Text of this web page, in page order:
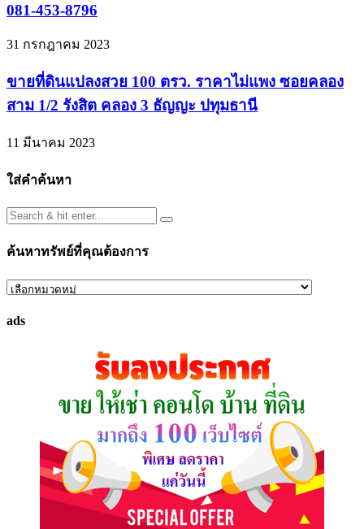
081-453-8796
31 กรกฎาคม 2023
ขายที่ดินแปลงสวย 100 ตรว. ราคาไม่แพง ซอยคลอง
สาม 1/2 รังสิต คลอง 3 ธัญญะ ปทุมธานี
11 มีนาคม 2023
ใส่คำค้นหา
ค้นหาทรัพย์ที่คุณต้องการ
ค้นหา
ที่
ads